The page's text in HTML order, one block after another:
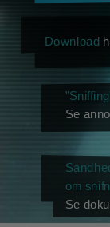
Download
Se
om
Se